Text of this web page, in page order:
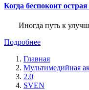
Когда беспокоит
Иногда путь к
Подробнее
Главная
Мультимедийная
2.0
SVEN